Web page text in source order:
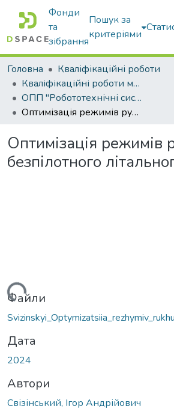
Фонди
та
зібрання
Пошук за
критеріями
Головна
Кваліфікаційні роботи
Кваліфікаційні роботи магістрів
ОПП "Робототехнічні системи і комплекси сільськогосподарського виробництва"
Оптимізація режимів руху безпілотного літального апарату
Оптимізація режимів
безпілотного
Файли
Дата
2024
Автори
Свізінський, Ігор Андрійович